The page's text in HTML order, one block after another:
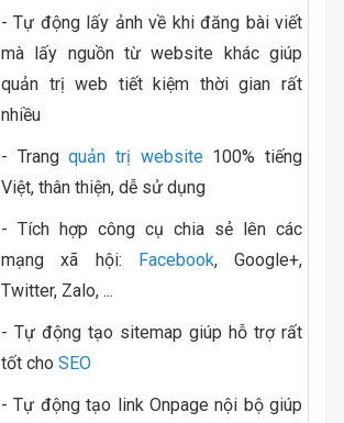
- Tự động lấy ảnh về khi đăng bài viết
mà lấy nguồn từ website khác giúp
quản trị web tiết kiệm thời gian rất
nhiều
- Trangquản trị website100% tiếng
Việt, thân thiện, dễ sử dụng
- Tích hợp công cụ chia sẻ lên các
mạng xã hội: Facebook, Google+,
Twitter, Zalo, ...
- Tự động tạo sitemap giúp hỗ trợ rất
tốt cho SEO
- Tự động tạo link Onpage nội bộ giúp